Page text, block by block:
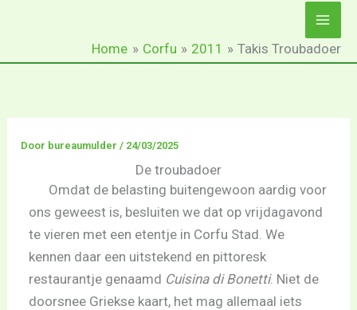
Home Corfu 2011 Takis Troubadoer
Door bureaumulder/ 24/03/2025
De troubadoer
Omdat de belasting buitengewoon aardig voor
ons geweest is, besluiten we dat op vrijdagavond
te vieren met een etentje in Corfu Stad. We
kennen daar een uitstekend en pittoresk
restaurantje genaamd Cuisina di Bonetti. Niet de
doorsnee Griekse kaart, het mag allemaal iets